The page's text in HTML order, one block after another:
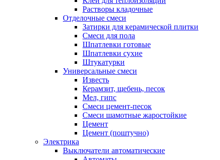
Растворы кладочные
Отделочные смеси
Затирки для керамической плитки
Смеси для пола
Шпатлевки готовые
Шпатлевки сухие
Штукатурки
Универсальные смеси
Известь
Керамзит, щебень, песок
Мел, гипс
Смеси цемент-песок
Смеси шамотные жаростойкие
Цемент
Цемент (поштучно)
Электрика
Выключатели автоматические